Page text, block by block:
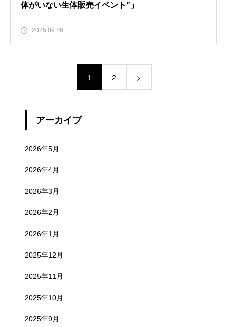
体がいない生体販売イベント”」
2025.09.26
1 2
アーカイブ
2026年5月
2026年4月
2026年3月
2026年2月
2026年1月
2025年12月
2025年11月
2025年10月
2025年9月